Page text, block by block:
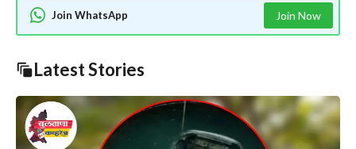
Join WhatsApp Join Now
Latest Stories